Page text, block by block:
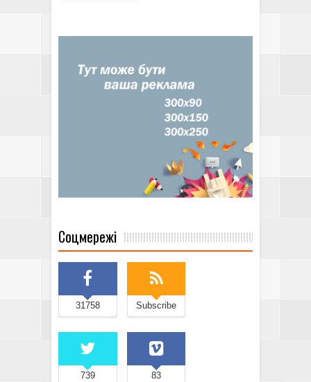
Соцмережі
31758 Subscribe
739 83